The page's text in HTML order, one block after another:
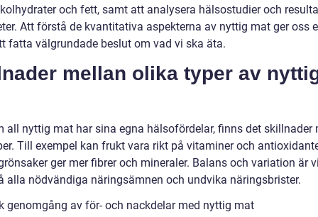
och fett, samt att analysera hälsostudier och
Att förstå de kvantitativa aspekterna av nyttig mat ger oss
fatta välgrundade beslut om vad vi ska äta.
mellan olika typer av
all nyttig mat har sina egna hälsofördelar, finns det skillnader
Till exempel kan frukt vara rikt på vitaminer och
ger mer fibrer och mineraler. Balans och variation är
alla nödvändiga näringsämnen och undvika näringsbrister.
genomgång av för- och nackdelar med nyttig mat